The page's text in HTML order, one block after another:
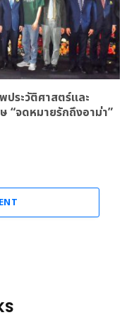
ระวัติศาสตร์และ
“จดหมายรักถึงอาม่า”